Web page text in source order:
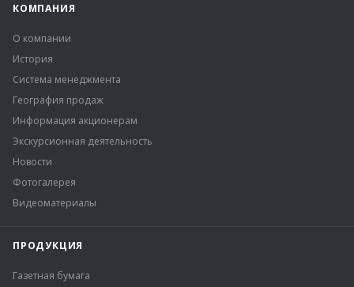
КОМПАНИЯ
О компании
История
Система менеджмента
География продаж
Информация акционерам
Экскурсионная деятельность
Новости
Фотогалерея
Видеоматериалы
ПРОДУКЦИЯ
Газетная бумага